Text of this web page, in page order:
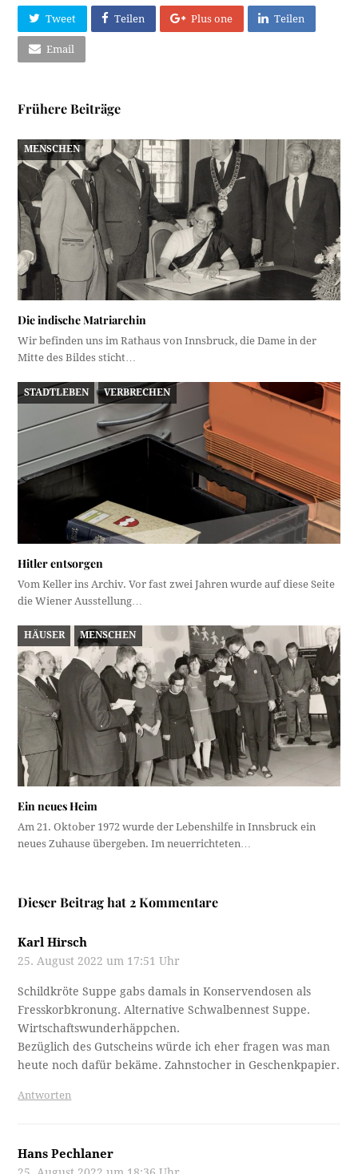
Tweet Teilen Plus one Teilen
Email
Frühere Beiträge
MENSCHEN
Die indische Matriarchin
Wir befinden uns im Rathaus von Innsbruck, die Dame in der
Mitte des Bildes sticht…
STADTLEBEN VERBRECHEN
Hitler entsorgen
Vom Keller ins Archiv. Vor fast zwei Jahren wurde auf diese Seite
die Wiener Ausstellung…
HÄUSER MENSCHEN
Ein neues Heim
Am 21. Oktober 1972 wurde der Lebenshilfe in Innsbruck ein
neues Zuhause übergeben. Im neuerrichteten…
Dieser Beitrag hat 2 Kommentare
Karl Hirsch
25. August 2022 um 17:51 Uhr
Schildkröte Suppe gabs damals in Konservendosen als
Fresskorbkronung. Alternative Schwalbennest Suppe.
Wirtschaftswunderhäppchen.
Bezüglich des Gutscheins würde ich eher fragen was man
heute noch dafür bekäme. Zahnstocher in Geschenkpapier.
Antworten
Hans Pechlaner